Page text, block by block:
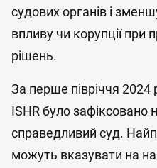
судових органів і
впливу чи корупції при
рішень.
За перше півріччя 2024
ISHR було зафіксовано
справедливий суд.
можуть вказувати на